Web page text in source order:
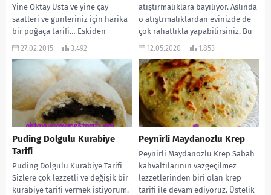
Yine Oktay Usta ve yine çay
saatleri ve günleriniz için harika
bir poğaça tarifi… Eskiden
peynirli...
27.02.2015 3.492
atıştırmalıklara bayılıyor. Aslında
o atıştrmalıklardan evinizde de
çok rahatlıkla yapabilirsiniz. Bu
gün onlardan birinin tarifini
12.05.2020 1.853
Puding Dolgulu Kurabiye
Tarifi
Puding Dolgulu Kurabiye Tarifi
Sizlere çok lezzetli ve değişik bir
kurabiye tarifi vermek istiyorum.
Peynirli Maydanozlu Krep
Peynirli Maydanozlu Krep Sabah
kahvaltılarının vazgeçilmez
lezzetlerinden biri olan krep
tarifi ile devam ediyoruz. Üstelik